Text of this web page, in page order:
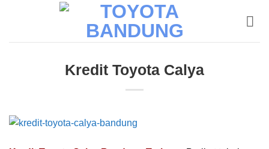
Kredit Toyota Calya